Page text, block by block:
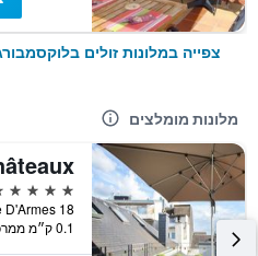
צפייה במלונות זולים
מלונות מומלצים
5 כוכבים
0.1 ק״מ ממרכז העיר